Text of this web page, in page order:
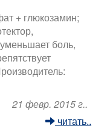
+ глюкозамин;
боль,
21 февр. 2015 г..
читать..